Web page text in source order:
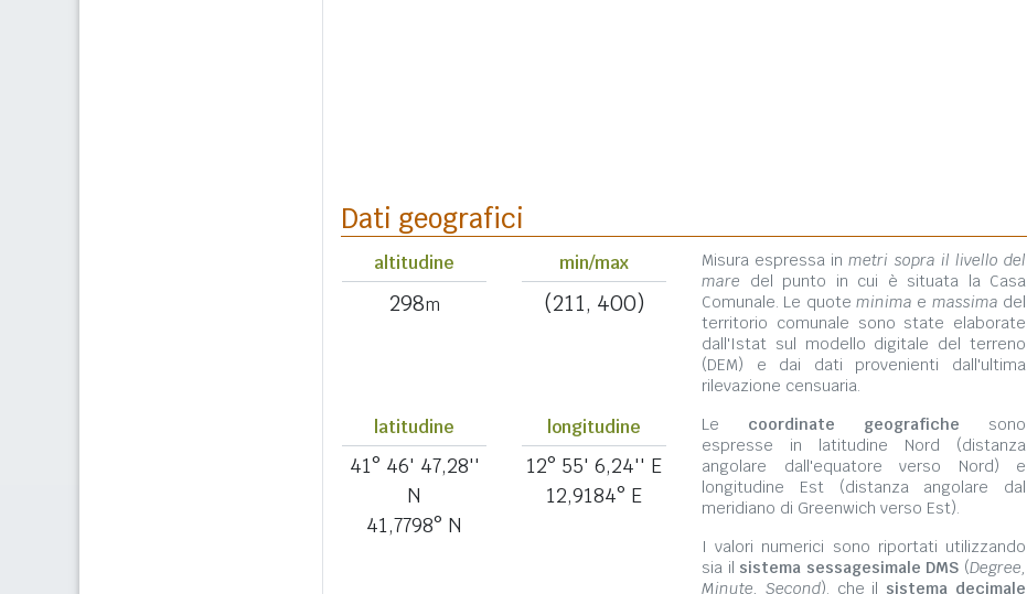
Dati geografici
altitudine
298m
min/max
(211, 400)
Misura espressa inmetri sopra il livello del
mare del punto in cui è situata la Casa
Comunale. Le quote minima e massima del
territorio comunale sono state elaborate
dall'Istat sul modello digitale del terreno
(DEM) e dai dati provenienti dall'ultima
rilevazione censuaria.
latitudine
41° 46' 47,28''
N
41,7798° N
longitudine
12° 55' 6,24'' E
12,9184° E
Le coordinate geografiche sono
espresse in latitudine Nord (distanza
angolare dall'equatore verso Nord) e
longitudine Est (distanza angolare dal
meridiano di Greenwich verso Est).
I valori numerici sono riportati utilizzando
sia il sistema sessagesimale DMS (Degree,
Minute, Second), che il sistema decimale